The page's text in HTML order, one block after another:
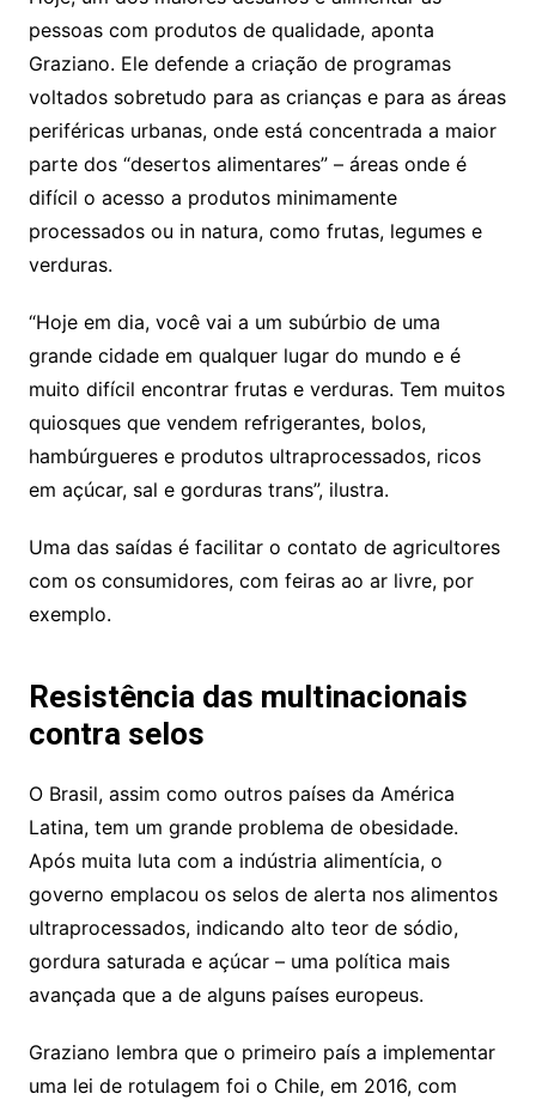
pessoas com produtos de qualidade, aponta
Graziano. Ele defende a criação de programas
voltados sobretudo para as crianças e para as áreas
periféricas urbanas, onde está concentrada a maior
parte dos “desertos alimentares” – áreas onde é
difícil o acesso a produtos minimamente
processados ou in natura, como frutas, legumes e
verduras.
“Hoje em dia, você vai a um subúrbio de uma
grande cidade em qualquer lugar do mundo e é
muito difícil encontrar frutas e verduras. Tem muitos
quiosques que vendem refrigerantes, bolos,
hambúrgueres e produtos ultraprocessados, ricos
em açúcar, sal e gorduras trans”, ilustra.
Uma das saídas é facilitar o contato de agricultores
com os consumidores, com feiras ao ar livre, por
exemplo.
Resistência das multinacionais
contra selos
O Brasil, assim como outros países da América
Latina, tem um grande problema de obesidade.
Após muita luta com a indústria alimentícia, o
governo emplacou os selos de alerta nos alimentos
ultraprocessados, indicando alto teor de sódio,
gordura saturada e açúcar – uma política mais
avançada que a de alguns países europeus.
Graziano lembra que o primeiro país a implementar
uma lei de rotulagem foi o Chile, em 2016, com